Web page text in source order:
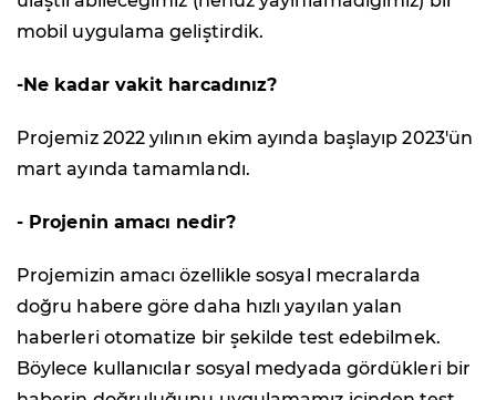
mobil uygulama geliştirdik.
-Ne kadar vakit harcadınız?
Projemiz 2022 yılının ekim ayında başlayıp 2023'ün
mart ayında tamamlandı.
- Projenin amacı nedir?
Projemizin amacı özellikle sosyal mecralarda
doğru habere göre daha hızlı yayılan yalan
haberleri otomatize bir şekilde test edebilmek.
Böylece kullanıcılar sosyal medyada gördükleri bir